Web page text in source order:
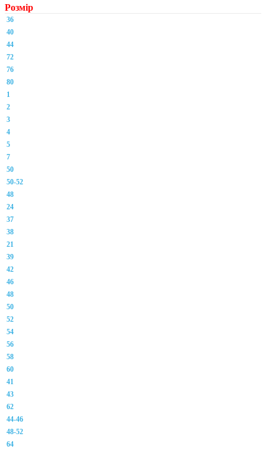
Розмір
36
40
44
72
76
80
1
2
3
4
5
7
50
50-52
48
24
37
38
21
39
42
46
48
50
52
54
56
58
60
41
43
62
44-46
48-52
64